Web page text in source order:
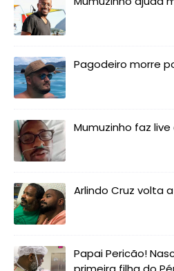
Pagodeiro morre
Mumuzinho faz
Arlindo Cruz volta
Papai Pericão!